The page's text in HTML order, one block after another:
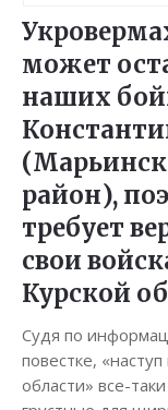
может
наших
район),
требует
свои
Курской
Судя по
повестке,
области» все-